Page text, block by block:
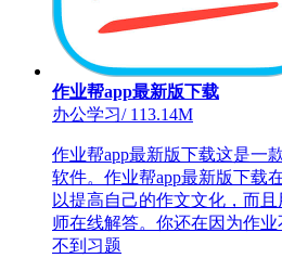
作业帮app最新版下载
办公学习/113.14M
作业帮app最新版下载这是一
软件。作业帮app最新版下载
以提高自己的作文文化，而
师在线解答。你还在因为作
不到习题